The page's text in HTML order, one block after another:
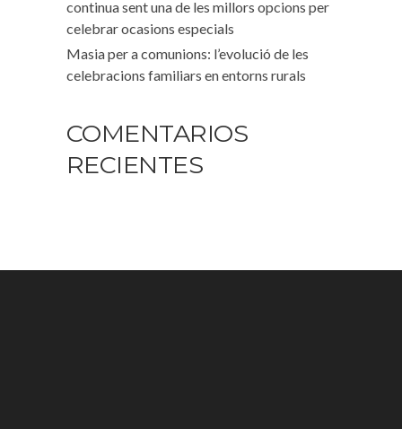
continua sent una de les millors opcions per
celebrar ocasions especials
Masia per a comunions: l’evolució de les
celebracions familiars en entorns rurals
COMENTARIOS
RECIENTES